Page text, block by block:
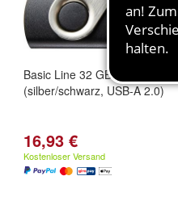
Basic Line 32 GB
(silber/schwarz, USB-A 2.0)
16,93 €
Kostenloser Versand